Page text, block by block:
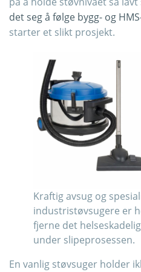
det seg å følge bygg- og
starter et slikt prosjekt.
Kraftig avsug og
industristøvsugere er
fjerne det
under slipeprosessen.
En vanlig støvsuger holder